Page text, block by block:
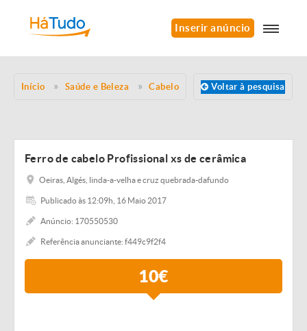
Inserir anúncio
Início Saúde e Beleza Cabelo Voltar à pesquisa
Ferro de cabelo Profissional xs de cerâmica
Oeiras, Algés, linda-a-velha e cruz quebrada-dafundo
Publicado às 12:09h, 16 Maio 2017
Anúncio: 170550530
Referência anunciante: f449c9f2f4
10€